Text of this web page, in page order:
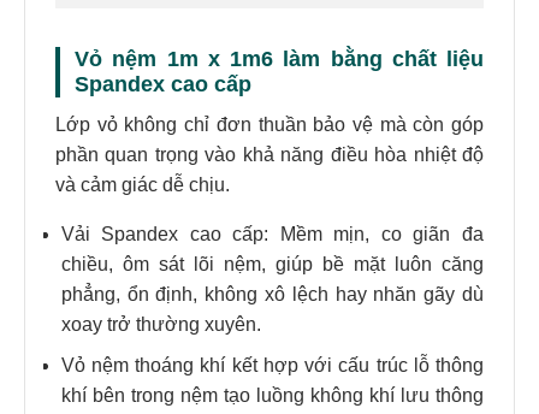
Vỏ nệm 1m x 1m6 làm bằng chất liệu
Spandex cao cấp
Lớp vỏ không chỉ đơn thuần bảo vệ mà còn góp
phần quan trọng vào khả năng điều hòa nhiệt độ
và cảm giác dễ chịu.
Vải Spandex cao cấp: Mềm mịn, co giãn đa
chiều, ôm sát lõi nệm, giúp bề mặt luôn căng
phẳng, ổn định, không xô lệch hay nhăn gãy dù
xoay trở thường xuyên.
Vỏ nệm thoáng khí kết hợp với cấu trúc lỗ thông
khí bên trong nệm tạo luồng không khí lưu thông